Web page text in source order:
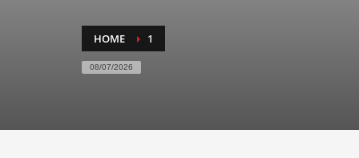
HOME 1
08/07/2026